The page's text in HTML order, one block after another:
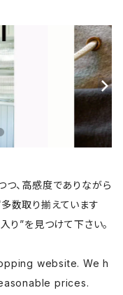
つ、高感度でありながら
数取り揃えています
り”を見つけて下さい。
website. We h
prices.